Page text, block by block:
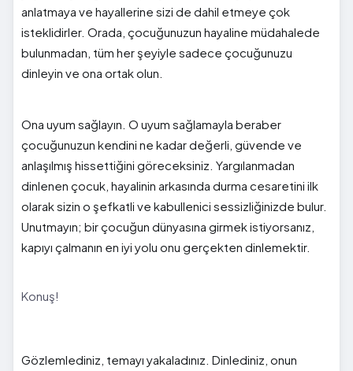
anlatmaya ve hayallerine sizi de dahil etmeye çok
isteklidirler. Orada, çocuğunuzun hayaline müdahalede
bulunmadan, tüm her şeyiyle sadece çocuğunuzu
dinleyin ve ona ortak olun.
Ona uyum sağlayın. O uyum sağlamayla beraber
çocuğunuzun kendini ne kadar değerli, güvende ve
anlaşılmış hissettiğini göreceksiniz. Yargılanmadan
dinlenen çocuk, hayalinin arkasında durma cesaretini ilk
olarak sizin o şefkatli ve kabullenici sessizliğinizde bulur.
Unutmayın; bir çocuğun dünyasına girmek istiyorsanız,
kapıyı çalmanın en iyi yolu onu gerçekten dinlemektir.
Konuş!
Gözlemlediniz, temayı yakaladınız. Dinlediniz, onun